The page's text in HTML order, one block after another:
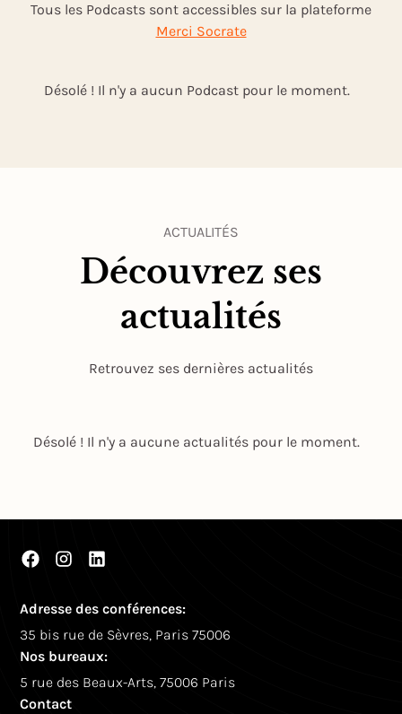
Tous les Podcasts sont accessibles sur la plateforme
Merci Socrate
Désolé ! Il n'y a aucun Podcast pour le moment.
ACTUALITÉS
Découvrez ses
actualités
Retrouvez ses dernières actualités
Désolé ! Il n'y a aucune actualités pour le moment.
Adresse des conférences:
35 bis rue de Sèvres, Paris 75006
Nos bureaux:
5 rue des Beaux-Arts, 75006 Paris
Contact